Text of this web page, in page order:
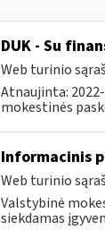
DUK - Su
Web turinio
Atnaujinta:
mokestinės
Informacinis
Web turinio
Valstybinė
siekdamas